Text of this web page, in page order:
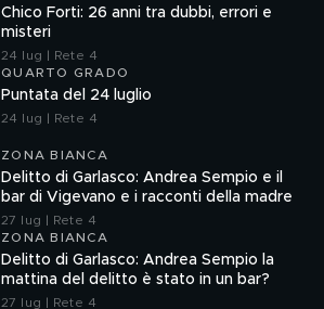
Chico Forti: 26 anni tra dubbi, errori e
misteri
24 lug | Rete 4
QUARTO GRADO
Puntata del 24 luglio
24 lug | Rete 4
ZONA BIANCA
Delitto di Garlasco: Andrea Sempio e il
bar di Vigevano e i racconti della madre
27 lug | Rete 4
ZONA BIANCA
Delitto di Garlasco: Andrea Sempio la
mattina del delitto è stato in un bar?
27 lug | Rete 4